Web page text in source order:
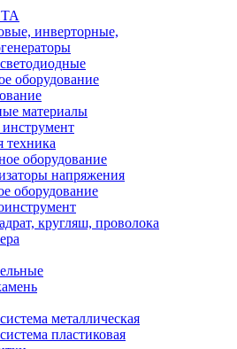
инверторные,
оборудование
материалы
техника
оборудование
напряжения
оборудование
кругляш, проволока
металлическая
пластиковая